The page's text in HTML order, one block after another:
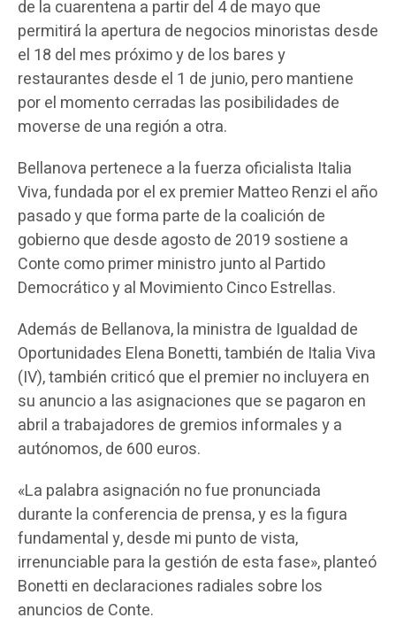
de la cuarentena a partir del 4 de mayo que
permitirá la apertura de negocios minoristas desde
el 18 del mes próximo y de los bares y
restaurantes desde el 1 de junio, pero mantiene
por el momento cerradas las posibilidades de
moverse de una región a otra.
Bellanova pertenece a la fuerza oficialista Italia
Viva, fundada por el ex premier Matteo Renzi el año
pasado y que forma parte de la coalición de
gobierno que desde agosto de 2019 sostiene a
Conte como primer ministro junto al Partido
Democrático y al Movimiento Cinco Estrellas.
Además de Bellanova, la ministra de Igualdad de
Oportunidades Elena Bonetti, también de Italia Viva
(IV), también criticó que el premier no incluyera en
su anuncio a las asignaciones que se pagaron en
abril a trabajadores de gremios informales y a
autónomos, de 600 euros.
«La palabra asignación no fue pronunciada
durante la conferencia de prensa, y es la figura
fundamental y, desde mi punto de vista,
irrenunciable para la gestión de esta fase», planteó
Bonetti en declaraciones radiales sobre los
anuncios de Conte.